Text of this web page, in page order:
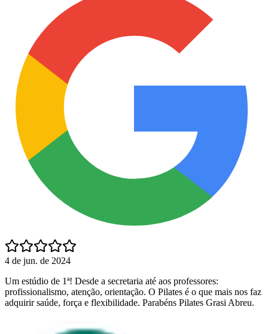
4 de jun. de 2024
Um estúdio de 1ª! Desde a secretaria até aos professores:
profissionalismo, atenção, orientação. O Pilates é o que mais nos faz
adquirir saúde, força e flexibilidade. Parabéns Pilates Grasi Abreu.